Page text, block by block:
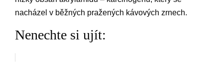
nacházel v běžných pražených kávových zrnech.
Nenechte si ujít: